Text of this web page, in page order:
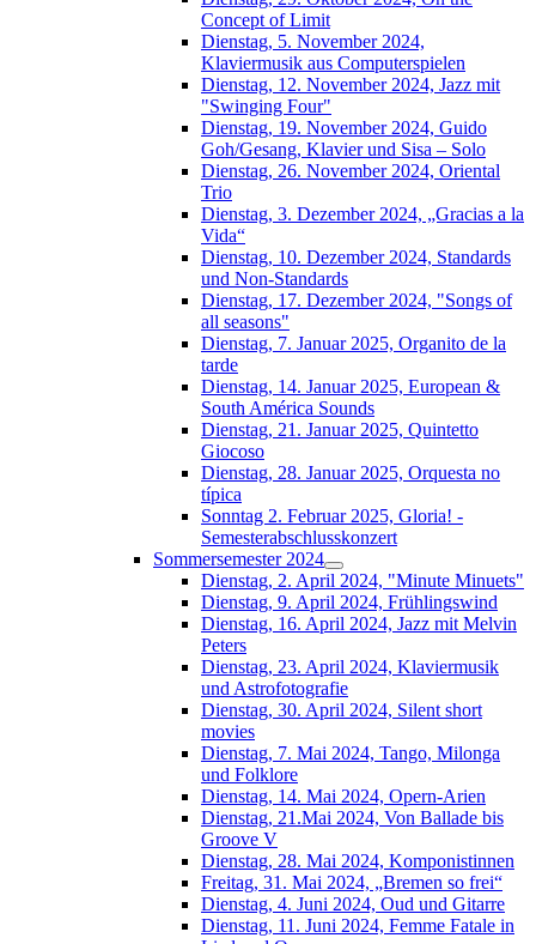
Concept of Limit
Dienstag, 5. November 2024,
Klaviermusik aus Computerspielen
Dienstag, 12. November 2024, Jazz mit
"Swinging Four"
Dienstag, 19. November 2024, Guido
Goh/Gesang, Klavier und Sisa – Solo
Dienstag, 26. November 2024, Oriental
Trio
Dienstag, 3. Dezember 2024, „Gracias a la
Vida“
Dienstag, 10. Dezember 2024, Standards
und Non-Standards
Dienstag, 17. Dezember 2024, "Songs of
all seasons"
Dienstag, 7. Januar 2025, Organito de la
tarde
Dienstag, 14. Januar 2025, European &
South América Sounds
Dienstag, 21. Januar 2025, Quintetto
Giocoso
Dienstag, 28. Januar 2025, Orquesta no
típica
Sonntag 2. Februar 2025, Gloria! -
Semesterabschlusskonzert
Sommersemester 2024
Dienstag, 2. April 2024, "Minute Minuets"
Dienstag, 9. April 2024, Frühlingswind
Dienstag, 16. April 2024, Jazz mit Melvin
Peters
Dienstag, 23. April 2024, Klaviermusik
und Astrofotografie
Dienstag, 30. April 2024, Silent short
movies
Dienstag, 7. Mai 2024, Tango, Milonga
und Folklore
Dienstag, 14. Mai 2024, Opern-Arien
Dienstag, 21.Mai 2024, Von Ballade bis
Groove V
Dienstag, 28. Mai 2024, Komponistinnen
Freitag, 31. Mai 2024, „Bremen so frei“
Dienstag, 4. Juni 2024, Oud und Gitarre
Dienstag, 11. Juni 2024, Femme Fatale in